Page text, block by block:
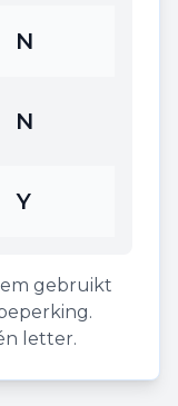
N
N
Y
gebruikt
letter.